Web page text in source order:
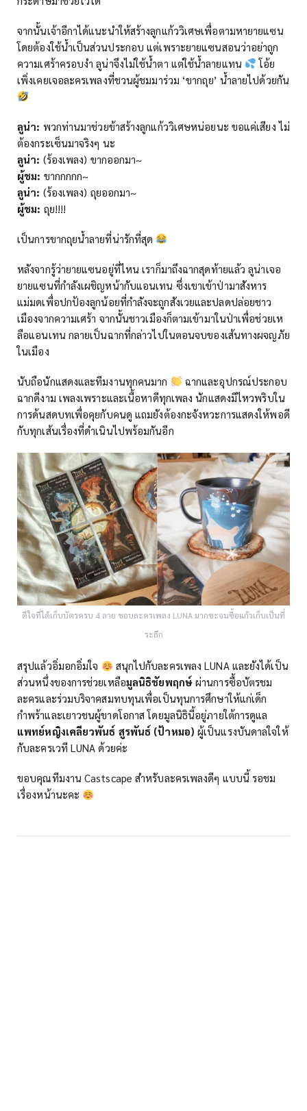
จากนั้นเจ้าอีกาได้แนะนำให้สร้างลูกแก้ววิเศษเพื่อตามหายายแซน
โดยต้องใช้น้ำเป็นส่วนประกอบ แต่เพราะยายแซนสอนว่าอย่าถูก
ความเศร้าครอบงำ ลูน่าจึงไม่ใช้น้ำตา แต่ใช้น้ำลายแทน
โอ้ย
เพิ่งเคยเจอละครเพลงที่ชวนผู้ชมมาร่วม ‘ขากถุย’ น้ำลายไปด้วยกัน
ลูน่า: พวกท่านมาช่วยข้าสร้างลูกแก้ววิเศษหน่อยนะ ขอแค่เสียง ไม่
ต้องกระเซ็นมาจริงๆ นะ
ลูน่า: (ร้องเพลง) ขากออกมา~
ผู้ชม: ขากกกกก~
ลูน่า: (ร้องเพลง) ถุยออกมา~
ผู้ชม: ถุย!!!!
เป็นการขากถุยน้ำลายที่น่ารักที่สุด
หลังจากรู้ว่ายายแซนอยู่ที่ไหน เราก็มาถึงฉากสุดท้ายแล้ว ลูน่าเจอ
ยายแซนที่กำลังเผชิญหน้ากับแอนเทน ซึ่งเขาเข้าป่ามาสังหาร
แม่มดเพื่อปกป้องลูกน้อยที่กำลังจะถูกสังเวยและปลดปล่อยชาว
เมืองจากความเศร้า จากนั้นชาวเมืองก็ตามเข้ามาในป่าเพื่อช่วยเห
ลือแอนเทน กลายเป็นฉากที่กล่าวไปในตอนจบของเส้นทางผจญภัย
ในเมือง
นับถือนักแสดงและทีมงานทุกคนมาก
ฉากและอุปกรณ์ประกอบ
ฉากดีงาม เพลงเพราะและเนื้อหาดีทุกเพลง นักแสดงมีไหวพริบใน
การด้นสดบทเพื่อคุยกับคนดู แถมยังต้องกะจังหวะการแสดงให้พอดี
กับทุกเส้นเรื่องที่ดำเนินไปพร้อมกันอีก
ดีใจที่ได้เก็บบัตรครบ 4 ลาย ชอบละครเพลง LUNA มากซะจนซื้อแก้วเก็บเป็นที่
ระลึก
สรุปแล้วอิ่มอกอิ่มใจ
สนุกไปกับละครเพลง LUNA และยังได้เป็น
ส่วนหนึ่งของการช่วยเหลือมูลนิธิชัยพฤกษ์ผ่านการซื้อบัตรชม
ละครและร่วมบริจาคสมทบทุนเพื่อเป็นทุนการศึกษาให้แก่เด็ก
กำพร้าและเยาวชนผู้ขาดโอกาส โดยมูลนิธินี้อยู่ภายใต้การดูแล
แพทย์หญิงเคลียวพันธ์ สูรพันธ์ (ป้าหมอ) ผู้เป็นแรงบันดาลใจให้
กับละครเวที LUNA ด้วยค่ะ
ขอบคุณทีมงาน Castscape สำหรับละครเพลงดีๆ แบบนี้ รอชม
เรื่องหน้านะคะ